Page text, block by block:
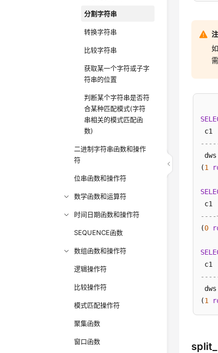
分割字符串
转换字符串
比较字符串
获取某一个字符或子字
符串的位置
判断某个字符串是否符
合某种匹配模式(字符
串相关的模式匹配函
数)
二进制字符串函数和操作
符
位串函数和操作符
数学函数和运算符
时间日期函数和操作符
SEQUENCE函数
数组函数和操作符
逻辑操作符
比较操作符
模式匹配操作符
聚集函数
窗口函数
c1
dws
(1
c1
(0
c1
dws
(1